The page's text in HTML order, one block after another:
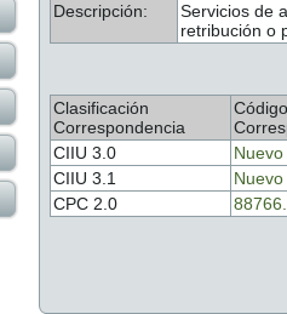
Descripción:
Servicios de
retribución o
Clasificación
Correspondencia
Código
CIIU 3.0
Nuevo
CIIU 3.1
Nuevo
CPC 2.0